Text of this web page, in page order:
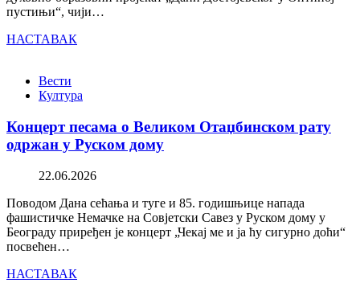
пустињи“, чији…
НАСТАВАК
Вести
Култура
Концерт песама о Великом Отаџбинском рату
одржан у Руском дому
22.06.2026
Поводом Дана сећања и туге и 85. годишњице напада
фашистичке Немачке на Совјетски Савез у Руском дому у
Београду приређен је концерт „Чекај ме и ја ћу сигурно доћи“
посвећен…
НАСТАВАК